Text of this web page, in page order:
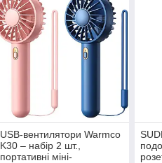
USB-вентилятори Warmco
K30 – набір 2 шт.,
портативні міні-